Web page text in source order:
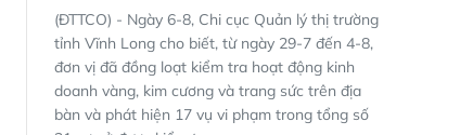
(ĐTTCO) - Ngày 6-8, Chi cục Quản lý thị trường
tỉnh Vĩnh Long cho biết, từ ngày 29-7 đến 4-8,
đơn vị đã đồng loạt kiểm tra hoạt động kinh
doanh vàng, kim cương và trang sức trên địa
bàn và phát hiện 17 vụ vi phạm trong tổng số